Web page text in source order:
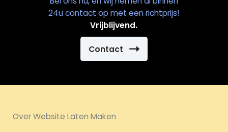
24u contact op met een richtprijs!
Vrijblijvend.
Contact
Over Website Laten Maken